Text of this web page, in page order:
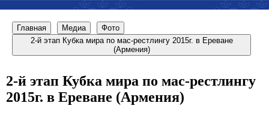
Главная Медиа
Фото
2-й этап Кубка мира по мас-рестлингу 2015г. в Ереване
(Армения)
2-й этап Кубка мира по мас-рестлингу
2015г. в Ереване (Армения)